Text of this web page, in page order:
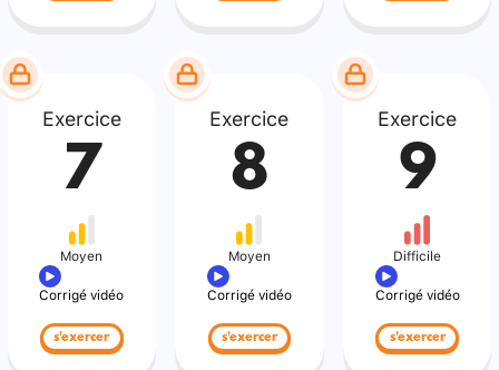
Exercice
7
Moyen
Corrigé vidéo
s'exercer
Exercice
8
Moyen
Corrigé vidéo
s'exercer
Exercice
9
Difficile
Corrigé vidéo
s'exercer